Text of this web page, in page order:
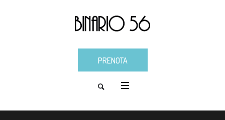
PRENOTA